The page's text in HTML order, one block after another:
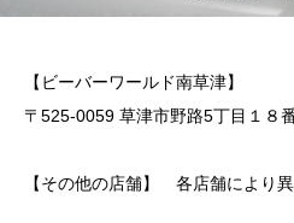
【ビーバーワールド南草津】
〒525-0059 草津市野路5丁目１８
【その他の店舗】 各店舗により異